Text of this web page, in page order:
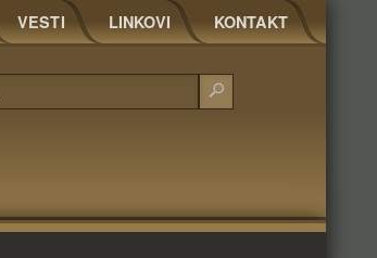
VESTI LINKOVI KONTAKT